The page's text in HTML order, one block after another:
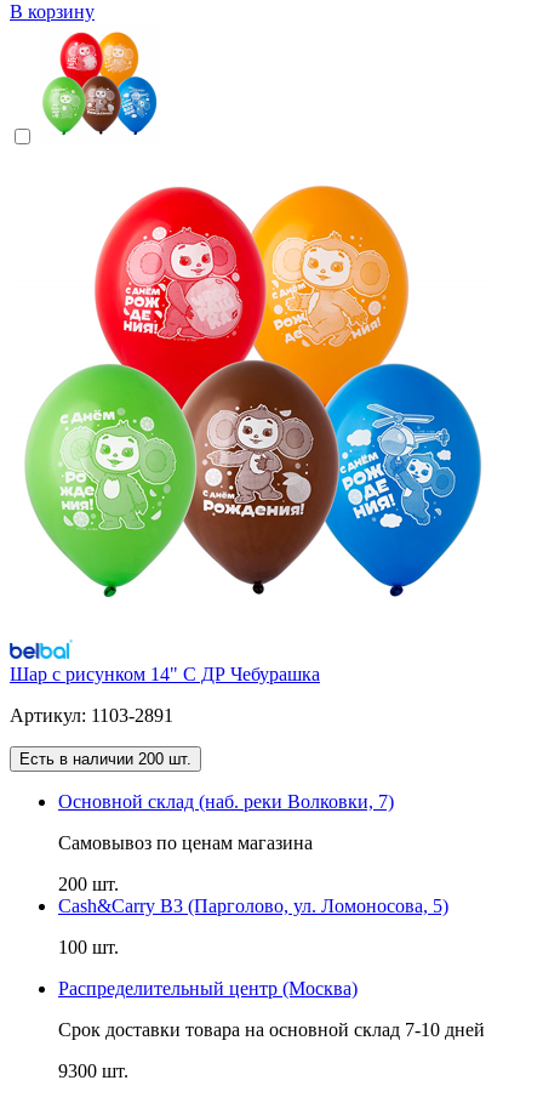
В корзину
Шар с рисунком 14" С ДР Чебурашка
Артикул: 1103-2891
Есть в наличии 200 шт.
Основной склад (наб. реки Волковки, 7)
Самовывоз по ценам магазина
200 шт.
Cash&Carry B3 (Парголово, ул. Ломоносова, 5)
100 шт.
Распределительный центр (Москва)
Срок доставки товара на основной склад 7-10 дней
9300 шт.